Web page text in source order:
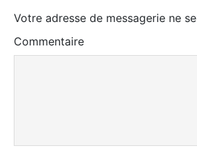
Votre adresse de messagerie ne
Commentaire